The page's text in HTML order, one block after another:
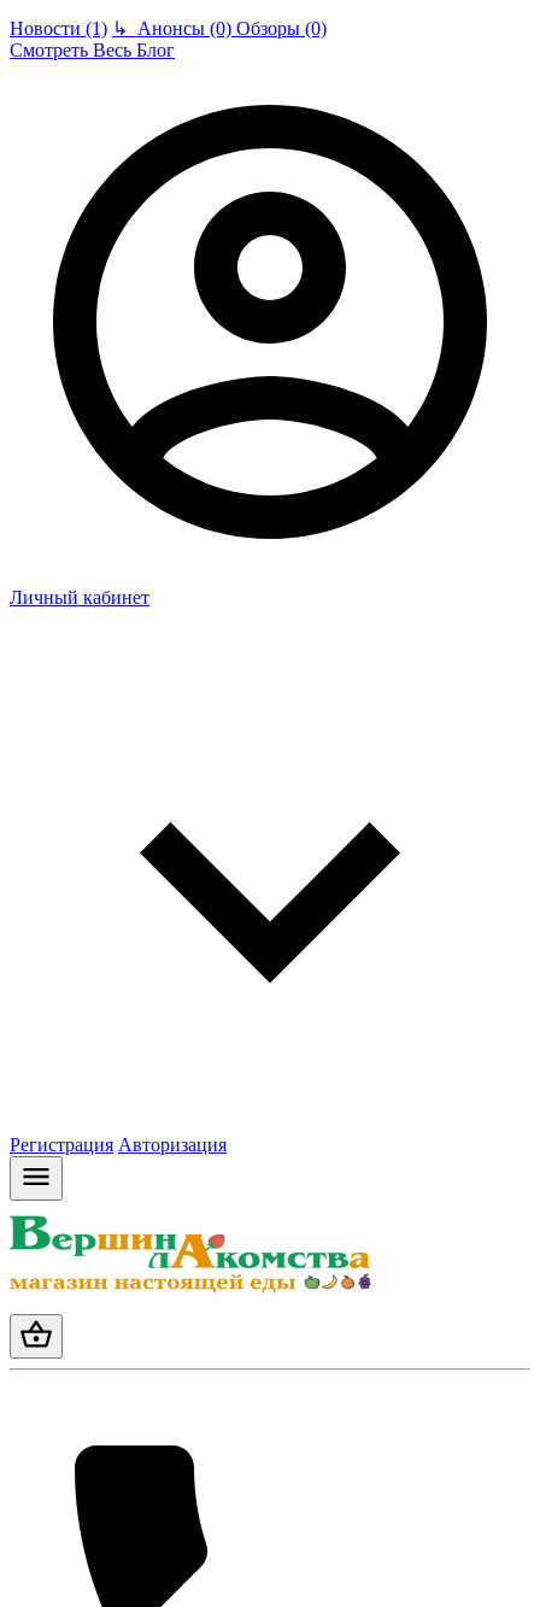
Новости (1) ↳ Анонсы (0) Обзоры (0)
Смотреть Весь Блог
Личный кабинет
Регистрация Авторизация